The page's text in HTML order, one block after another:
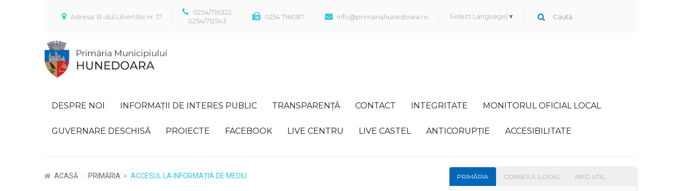
Adresa: B-dul Libertății nr. 17
0254/716322
0254/712543
0254 716087 info@primariahunedoara.ro Select Language ▼
DESPRE NOI INFORMAȚII DE INTERES PUBLIC TRANSPARENȚĂ CONTACT INTEGRITATE MONITORUL OFICIAL LOCAL
GUVERNARE DESCHISĂ PROIECTE FACEBOOK LIVE CENTRU LIVE CASTEL ANTICORUPȚIE ACCESIBILITATE
ACASĂ PRIMĂRIA ACCESUL LA INFORMAȚIA DE MEDIU PRIMĂRIA CONSILIUL LOCAL INFO UTIL